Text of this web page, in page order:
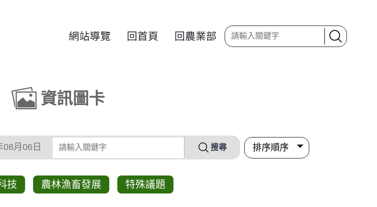
網站導覽 回首頁 回農業部
資訊圖卡
請輸入關鍵字 搜尋
技 農林漁畜發展 特殊議題